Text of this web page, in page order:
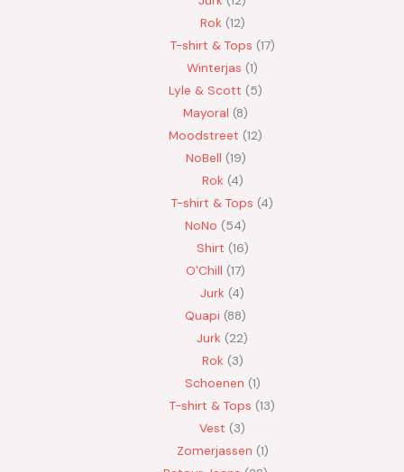
Rok 12
T-shirt & Tops 17
Winterjas 1
Lyle & Scott
5
Mayoral 8
Moodstreet 12
NoBell 19
Rok 4
T-shirt & Tops 4
NoNo
54
Shirt 16
O'Chill 17
Jurk 4
Quapi 88
Jurk 22
Rok 3
Schoenen 1
T-shirt & Tops 13
Vest
3
Zomerjassen 1